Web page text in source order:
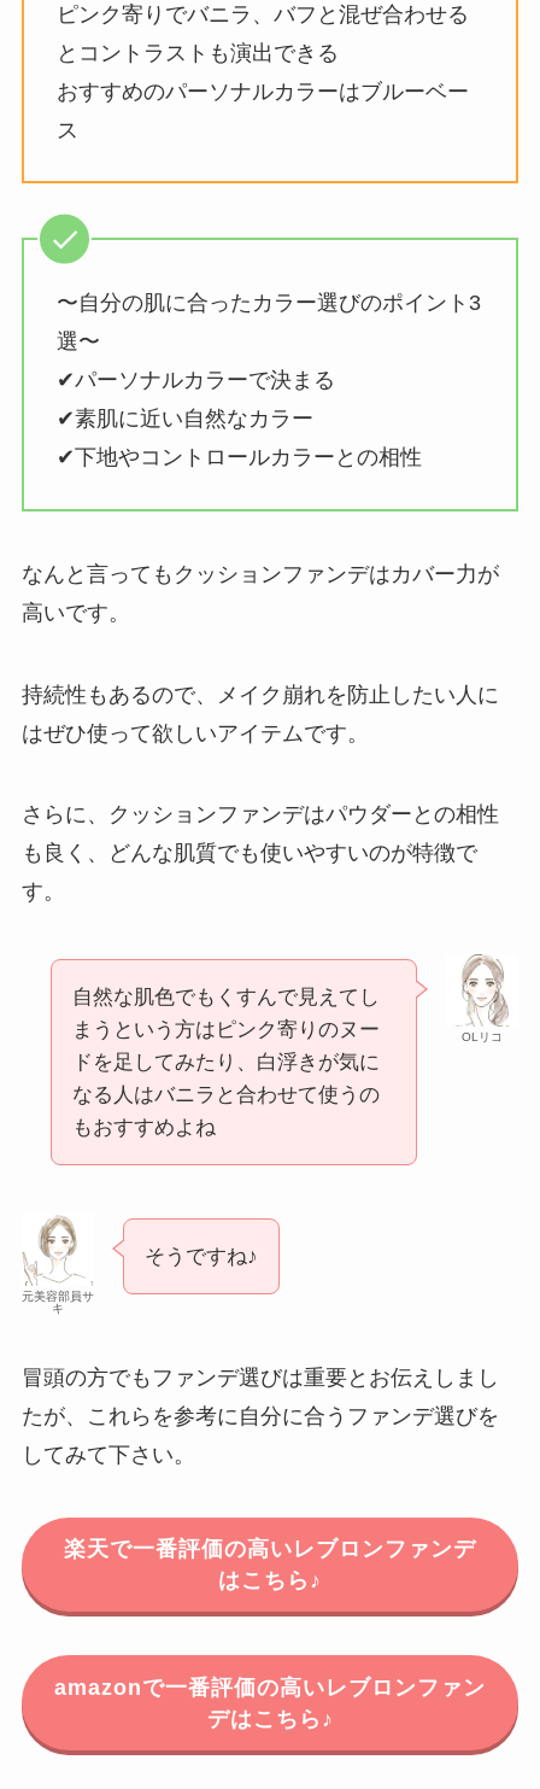
ピンク寄りでバニラ、バフと混ぜ合わせる
とコントラストも演出できる
おすすめのパーソナルカラーはブルーベー
ス
〜自分の肌に合ったカラー選びのポイント3
選〜
✔︎パーソナルカラーで決まる
✔︎素肌に近い自然なカラー
✔︎下地やコントロールカラーとの相性
なんと言ってもクッションファンデはカバー力が
高いです。
持続性もあるので、メイク崩れを防止したい人に
はぜひ使って欲しいアイテムです。
さらに、クッションファンデはパウダーとの相性
も良く、どんな肌質でも使いやすいのが特徴で
す。
OLリコ
自然な肌色でもくすんで見えてし
まうという方はピンク寄りのヌー
ドを足してみたり、白浮きが気に
なる人はバニラと合わせて使うの
もおすすめよね
元美容部員サ
キ
そうですね♪
冒頭の方でもファンデ選びは重要とお伝えしまし
たが、これらを参考に自分に合うファンデ選びを
してみて下さい。
楽天で一番評価の高いレブロンファンデ
はこちら♪
amazonで一番評価の高いレブロンファン
デはこちら♪